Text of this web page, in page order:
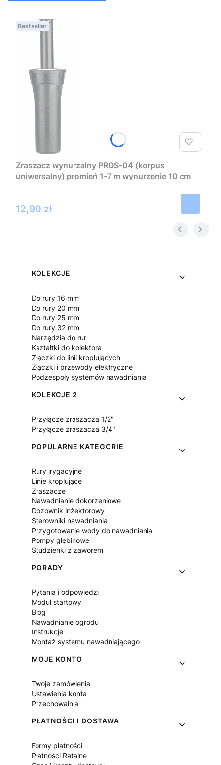
Bestseller
Zraszacz wynurzalny PROS-04 (korpus
uniwersalny) promień 1-7 m wynurzenie 10 cm
Cena
12,90 zł
Linki w stopce
KOLEKCJE
Do rury 16 mm
Do rury 20 mm
Do rury 25 mm
Do rury 32 mm
Narzędzia do rur
Kształtki do kolektora
Złączki do linii kroplujących
Złączki i przewody elektryczne
Podzespoły systemów nawadniania
KOLEKCJE 2
Przyłącze zraszacza 1/2"
Przyłącze zraszacza 3/4"
POPULARNE KATEGORIE
Rury irygacyjne
Linie kroplujące
Zraszacze
Nawadnianie dokorzeniowe
Dozownik inżektorowy
Sterowniki nawadniania
Przygotowanie wody do nawadniania
Pompy głębinowe
Studzienki z zaworem
PORADY
Pytania i odpowiedzi
Moduł startowy
Blog
Nawadnianie ogrodu
Instrukcje
Montaż systemu nawadniającego
MOJE KONTO
Twoje zamówienia
Ustawienia konta
Przechowalnia
PŁATNOŚCI I DOSTAWA
Formy płatności
Płatności Ratalne